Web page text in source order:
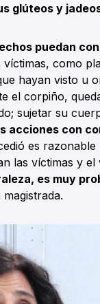
glúteos y
puedan
como
hayan visto u
el corpiño,
sujetar su
acciones con
es
las víctimas y
es muy